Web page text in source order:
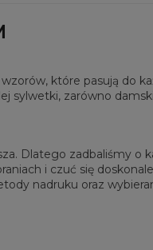
Mierzone na
które pasują do
sylwetki, zarówno
Dlatego zadbaliśmy o
i czuć się
nadruku oraz